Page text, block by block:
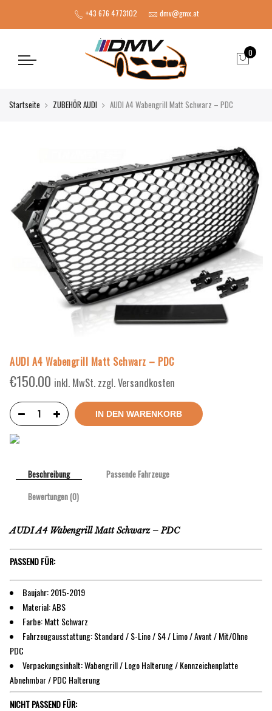
+43 676 4773102 dmv@gmx.at
0
Startseite ZUBEHÖR AUDI AUDI A4 Wabengrill Matt Schwarz – PDC
AUDI A4 Wabengrill Matt Schwarz – PDC
€150.00 inkl. MwSt. zzgl. Versandkosten
IN DEN WARENKORB
Beschreibung
Passende Fahrzeuge
Bewertungen (0)
AUDI A4 Wabengrill Matt Schwarz – PDC
PASSEND FÜR:
Baujahr: 2015-2019
Material: ABS
Farbe: Matt Schwarz
Fahrzeugausstattung: Standard / S-Line / S4 / Limo / Avant / Mit/Ohne
PDC
Verpackungsinhalt: Wabengrill / Logo Halterung / Kennzeichenplatte
Abnehmbar / PDC Halterung
NICHT PASSEND FÜR: